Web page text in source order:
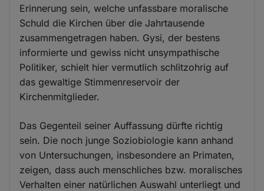
Erinnerung sein, welche unfassbare moralische
Schuld die Kirchen über die Jahrtausende
zusammengetragen haben. Gysi, der bestens
informierte und gewiss nicht unsympathische
Politiker, schielt hier vermutlich schlitzohrig auf
das gewaltige Stimmenreservoir der
Kirchenmitglieder.
Das Gegenteil seiner Auffassung dürfte richtig
sein. Die noch junge Soziobiologie kann anhand
von Untersuchungen, insbesondere an Primaten,
zeigen, dass auch menschliches bzw. moralisches
Verhalten einer natürlichen Auswahl unterliegt und